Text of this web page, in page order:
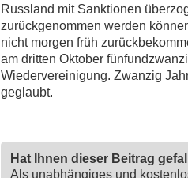
Russland mit Sanktionen
zurückgenommen werden
nicht morgen früh
am dritten Oktober
Wiedervereinigung. Zwanzig
geglaubt.
Hat Ihnen dieser Beitrag
Als unabhängiges und